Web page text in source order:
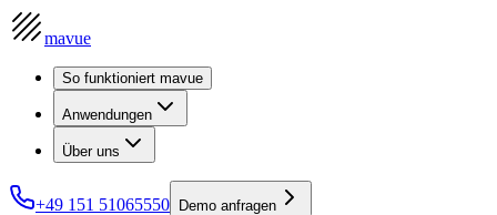
mavue
So funktioniert mavue
Anwendungen
Über uns
+49 151 51065550
Demo anfragen